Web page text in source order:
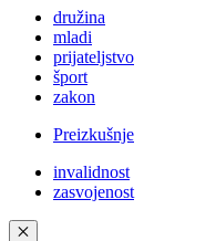
družina
mladi
prijateljstvo
šport
zakon
Preizkušnje
invalidnost
zasvojenost
✕